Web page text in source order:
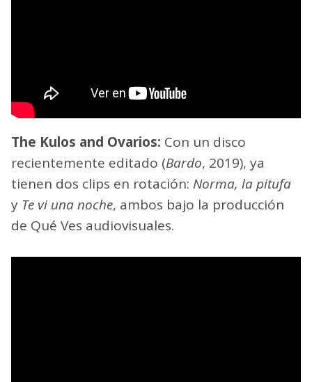
The Kulos and Ovarios: Con un disco
recientemente editado (Bardo, 2019), ya
tienen dos clips en rotación: Norma, la pitufa
y Te vi una noche, ambos bajo la producción
de Qué Ves audiovisuales.